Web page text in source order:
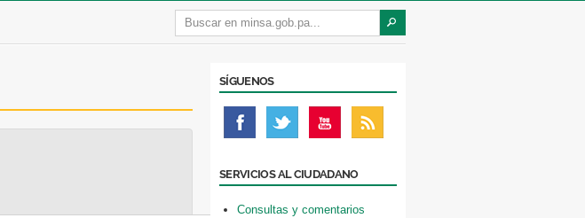
SÍGUENOS
SERVICIOS AL CIUDADANO
Consultas y comentarios